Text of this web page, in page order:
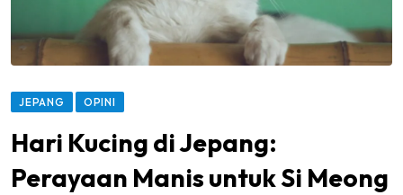
JEPANG OPINI
Hari Kucing di Jepang:
Perayaan Manis untuk Si Meong